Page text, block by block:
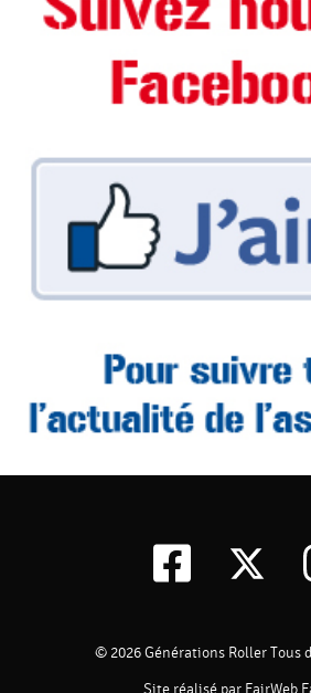
© 2026Générations RollerTous
Site réalisé par FairWeb